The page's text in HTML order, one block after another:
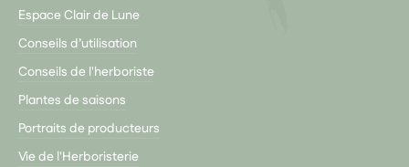
Espace Clair de Lune
Conseils d’utilisation
Conseils de l'herboriste
Plantes de saisons
Portraits de producteurs
Vie de l'Herboristerie